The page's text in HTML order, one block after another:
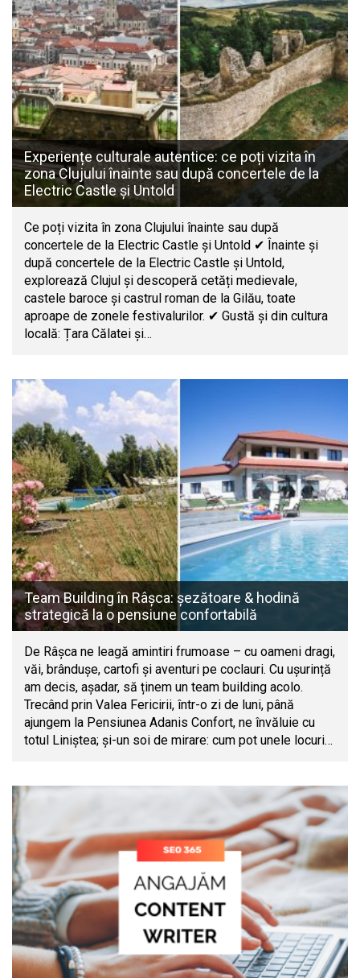
Experiențe culturale autentice: ce poți vizita în
zona Clujului înainte sau după concertele de la
Electric Castle și Untold
Ce poți vizita în zona Clujului înainte sau după
concertele de la Electric Castle și Untold ✔ Înainte și
după concertele de la Electric Castle și Untold,
explorează Clujul și descoperă cetăți medievale,
castele baroce și castrul roman de la Gilău, toate
aproape de zonele festivalurilor. ✔ Gustă și din cultura
locală: Țara Călatei și…
Team Building în Râșca: șezătoare & hodină
strategică la o pensiune confortabilă
De Râșca ne leagă amintiri frumoase – cu oameni dragi,
văi, brândușe, cartofi și aventuri pe coclauri. Cu ușurință
am decis, așadar, să ținem un team building acolo.
Trecând prin Valea Fericirii, într-o zi de luni, până
ajungem la Pensiunea Adanis Confort, ne învăluie cu
totul Liniștea; și-un soi de mirare: cum pot unele locuri…